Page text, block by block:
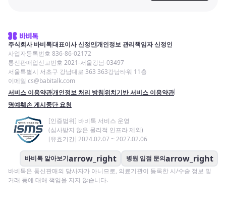
주식회사 바비톡대표이사 신정인개인정보 관리책임자 신정인
사업자등록번호 836-86-02172
통신판매업신고번호 2021-서울강남-03497
서울특별시 서초구 강남대로 363 363강남타워 11층
이메일 cs@babitalk.com
서비스 이용약관개인정보 처리 방침위치기반 서비스 이용약관
명예훼손 게시중단 요청
[인증범위] 바비톡 서비스 운영
(심사받지 않은 물리적 인프라 제외)
[유효기간] 2024.02.07 ~ 2027.02.06
바비톡 알아보기arrow_right 병원 입점 문의arrow_right
바비톡은 통신판매의 당사자가 아니므로, 의료기관이 등록한 시/수술 정보 및
거래 등에 대해 책임을 지지 않습니다.